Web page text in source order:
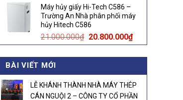
was:
125.000.000₫.
Máy hủy giấy Hi-Tech C586 –
Trường An Nhà phân phối máy
hủy Hitech C586
21.000.000₫ Original
price
was:
20.800.000₫Current
price
is:
BÀI VIẾT MỚI
LỄ KHÁNH THÀNH NHÀ MÁY THÉP
CÁN NGUỘI 2 – CÔNG TY CỔ PHẦN